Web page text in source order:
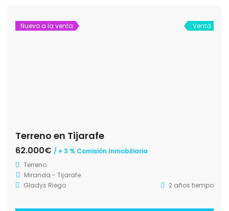
Nuevo a la venta Venta
Terreno en Tijarafe
62.000€ / + 3 % Comisión Inmobiliaria
Terreno
Miranda - Tijarafe
Gladys Riego
2 años tiempo